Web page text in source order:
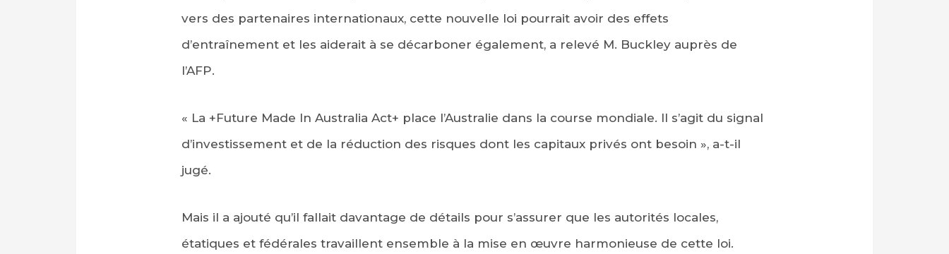
vers des partenaires internationaux, cette nouvelle loi pourrait avoir des effets
d’entraînement et les aiderait à se décarboner également, a relevé M. Buckley auprès de
l’AFP.
« La +Future Made In Australia Act+ place l’Australie dans la course mondiale. Il s’agit du signal
d’investissement et de la réduction des risques dont les capitaux privés ont besoin », a-t-il
jugé.
Mais il a ajouté qu’il fallait davantage de détails pour s’assurer que les autorités locales,
étatiques et fédérales travaillent ensemble à la mise en œuvre harmonieuse de cette loi.